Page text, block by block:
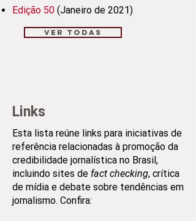
Edição 50 (Janeiro de 2021)
Ver todas
Links
Esta lista reúne links para iniciativas de
referência relacionadas à promoção da
credibilidade jornalística no Brasil,
incluindo sites de fact checking, crítica
de mídia e debate sobre tendências em
jornalismo. Confira: